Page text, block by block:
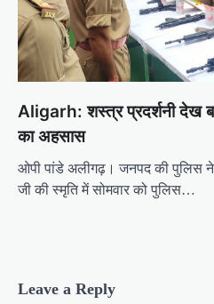
a
t
i
n
Aligarh: शस्त्र प्रदर्शनी देख
का अहसास
ओपी पांडे अलीगढ़। जनपद की पुलिस
जी की स्मृति में सोमवार को पुलिस…
Leave a Reply